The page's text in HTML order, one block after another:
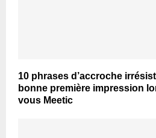
10 phrases d’accroche
bonne première impression
vous Meetic